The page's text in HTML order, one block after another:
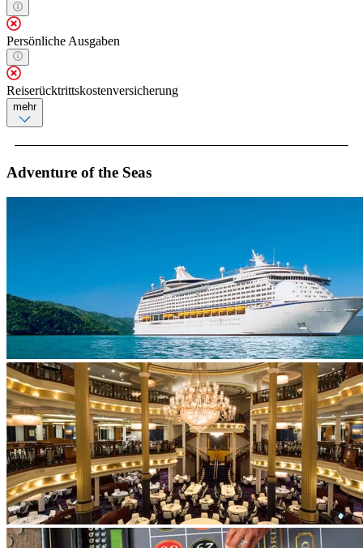
Persönliche Ausgaben
Reiserücktrittskostenversicherung
mehr
Adventure of the Seas